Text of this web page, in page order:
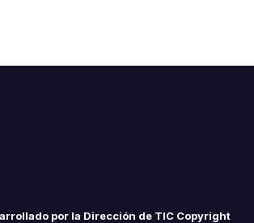
por la Dirección de TIC Copyright